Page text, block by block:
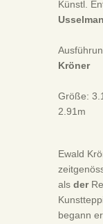
Künstl.
Kröner
Größe:
Ewald
als der
begann